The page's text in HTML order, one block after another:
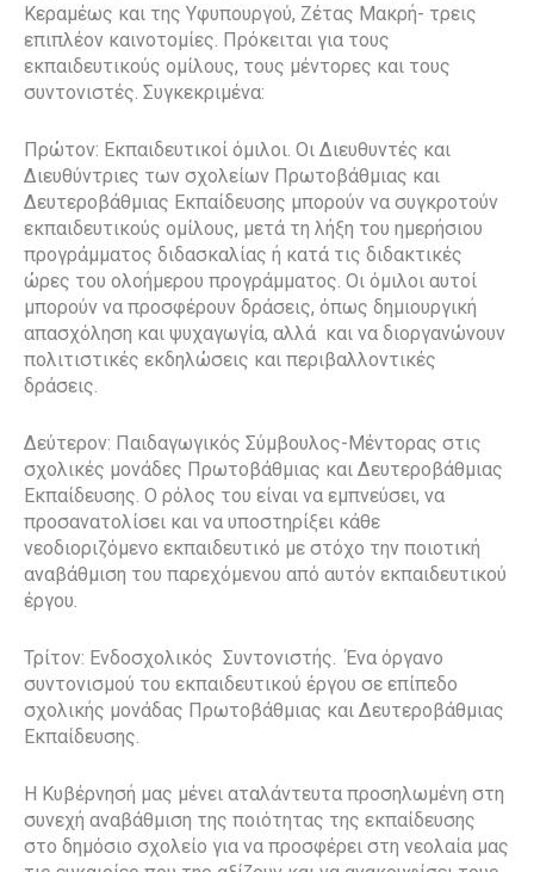
Κεραμέως και της Υφυπουργού, Ζέτας Μακρή- τρεις
επιπλέον καινοτομίες. Πρόκειται για τους
εκπαιδευτικούς ομίλους, τους μέντορες και τους
συντονιστές. Συγκεκριμένα:
Πρώτον: Εκπαιδευτικοί όμιλοι. Οι Διευθυντές και
Διευθύντριες των σχολείων Πρωτοβάθμιας και
Δευτεροβάθμιας Εκπαίδευσης μπορούν να συγκροτούν
εκπαιδευτικούς ομίλους, μετά τη λήξη του ημερήσιου
προγράμματος διδασκαλίας ή κατά τις διδακτικές
ώρες του ολοήμερου προγράμματος. Οι όμιλοι αυτοί
μπορούν να προσφέρουν δράσεις, όπως δημιουργική
απασχόληση και ψυχαγωγία, αλλά και να διοργανώνουν
πολιτιστικές εκδηλώσεις και περιβαλλοντικές
δράσεις.
Δεύτερον: Παιδαγωγικός Σύμβουλος-Μέντορας στις
σχολικές μονάδες Πρωτοβάθμιας και Δευτεροβάθμιας
Εκπαίδευσης. O ρόλος του είναι να εμπνεύσει, να
προσανατολίσει και να υποστηρίξει κάθε
νεοδιοριζόμενο εκπαιδευτικό με στόχο την ποιοτική
αναβάθμιση του παρεχόμενου από αυτόν εκπαιδευτικού
έργου.
Τρίτον: Ενδοσχολικός Συντονιστής. Ένα όργανο
συντονισμού του εκπαιδευτικού έργου σε επίπεδο
σχολικής μονάδας Πρωτοβάθμιας και Δευτεροβάθμιας
Εκπαίδευσης.
Η Κυβέρνησή μας μένει αταλάντευτα προσηλωμένη στη
συνεχή αναβάθμιση της ποιότητας της εκπαίδευσης
στο δημόσιο σχολείο για να προσφέρει στη νεολαία μας